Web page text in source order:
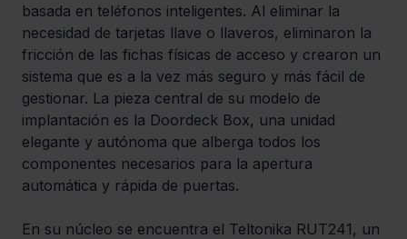
basada en teléfonos inteligentes. Al eliminar la
necesidad de tarjetas llave o llaveros, eliminaron la
fricción de las fichas físicas de acceso y crearon un
sistema que es a la vez más seguro y más fácil de
gestionar. La pieza central de su modelo de
implantación es la Doordeck Box, una unidad
elegante y autónoma que alberga todos los
componentes necesarios para la apertura
automática y rápida de puertas.
En su núcleo se encuentra el Teltonika RUT241, un